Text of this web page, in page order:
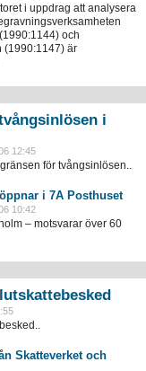
i uppdrag att analysera
och
(1990:1147) är
i
12:45
för tvångsinlösen..
i 7A Posthuset
10:42
– motsvarar över 60
Skatteverket och